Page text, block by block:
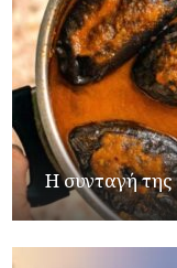
Η συνταγή